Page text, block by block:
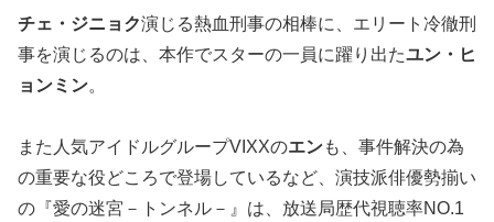
チェ・ジニョク演じる熱血刑事の相棒に、エリート冷徹刑
事を演じるのは、本作でスターの一員に躍り出たユン・ヒ
ョンミン。
また人気アイドルグループVIXXのエンも、事件解決の為
の重要な役どころで登場しているなど、演技派俳優勢揃い
の『愛の迷宮－トンネル－』は、放送局歴代視聴率NO.1